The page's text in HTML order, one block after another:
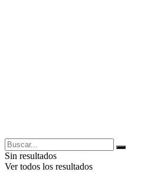
Sin resultados
Ver todos los resultados